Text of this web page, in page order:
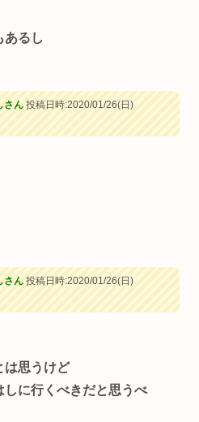
あるし
さん投稿日時:2020/01/26(日)
さん投稿日時:2020/01/26(日)
は思うけど
しに行くべきだと思うべ